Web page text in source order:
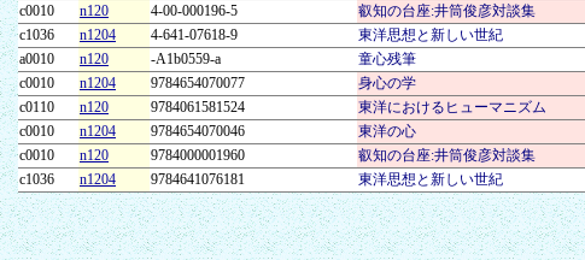
c0010
n120 4-00-000196-5 叡知の台座:井筒俊彦対談集
c1036
n1204 4-641-07618-9 東洋思想と新しい世紀
a0010
n120 -A1b0559-a 童心残筆
c0010
n1204 9784654070077 身心の学
c0110
n120 9784061581524 東洋におけるヒューマニズム
c0010
n1204 9784654070046 東洋の心
c0010
n120 9784000001960 叡知の台座:井筒俊彦対談集
c1036
n1204 9784641076181 東洋思想と新しい世紀